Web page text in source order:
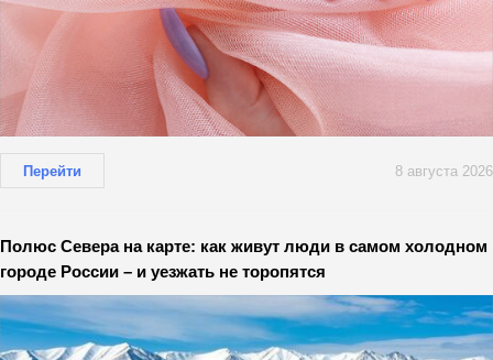
Перейти 8 августа 2026
Полюс Севера на карте: как живут люди в самом холодном
городе России – и уезжать не торопятся